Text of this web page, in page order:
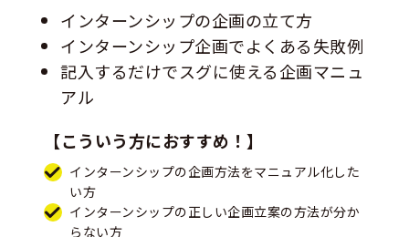
インターンシップの企画の立て方
インターンシップ企画でよくある失敗例
記入するだけでスグに使える企画マニュ
アル
【こういう方におすすめ！】
インターンシップの企画方法をマニュアル化した
い方
インターンシップの正しい企画立案の方法が分か
らない方